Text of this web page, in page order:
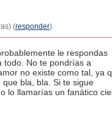
(responder)
le respondas
todo. No te pondrías a
no existe como tal, ya
bla, bla. Si te sigue
lo llamarías un fanático